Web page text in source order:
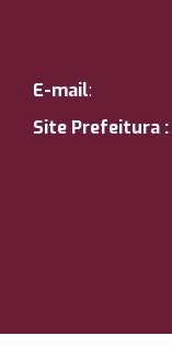
E-mail:
Site Prefeitura :